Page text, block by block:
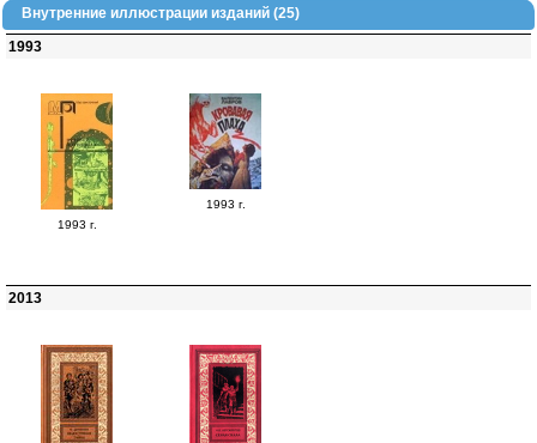
Внутренние иллюстрации изданий (25)
1993
1993 г.
1993 г.
2013